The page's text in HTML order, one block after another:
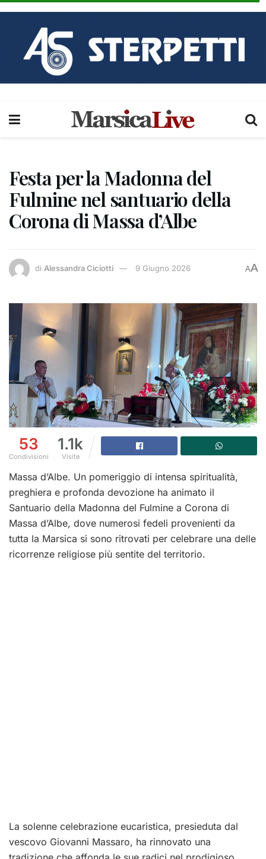
Festa per la Madonna del
Fulmine nel santuario della
Corona di Massa d’Albe
di Alessandra Ciciotti 9 Giugno 2026 AA
53
Condivisioni
1.1k
Visite
Massa d’Albe. Un pomeriggio di intensa spiritualità,
preghiera e profonda devozione ha animato il
Santuario della Madonna del Fulmine a Corona di
Massa d’Albe, dove numerosi fedeli provenienti da
tutta la Marsica si sono ritrovati per celebrare una delle
ricorrenze religiose più sentite del territorio.
La solenne celebrazione eucaristica, presieduta dal
vescovo Giovanni Massaro, ha rinnovato una